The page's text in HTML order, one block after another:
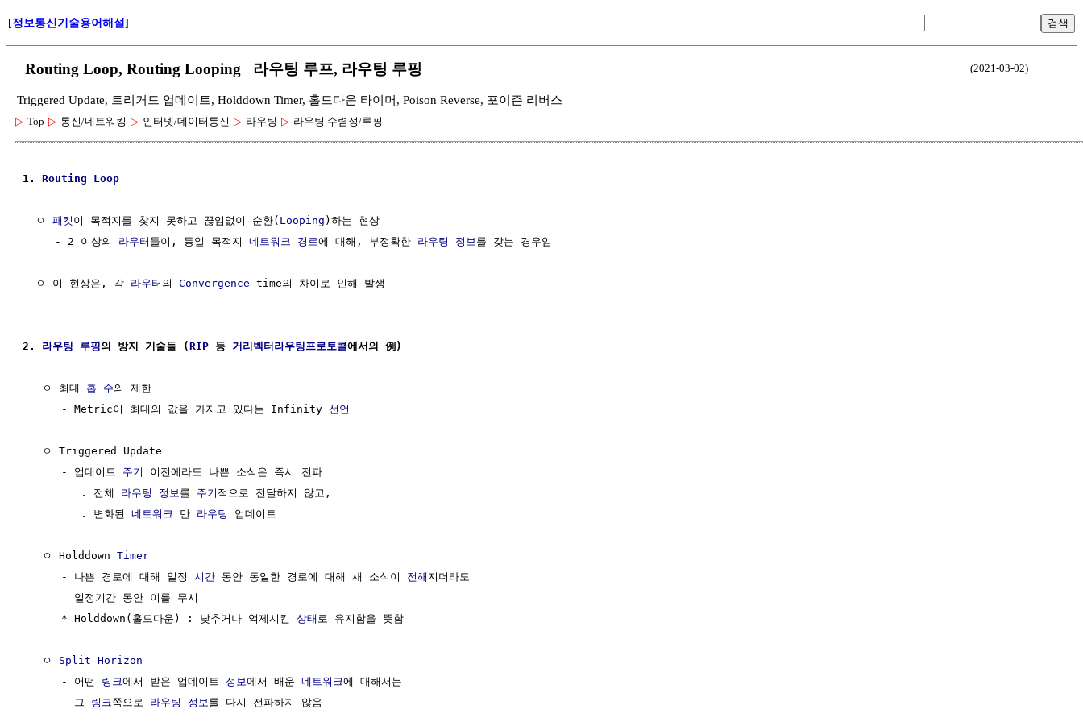
[정보통신기술용어해설] 검색
Routing Loop, Routing Looping 라우팅 루프, 라우팅 루핑 (2021-03-02)
Triggered Update, 트리거드 업데이트, Holddown Timer, 홀드다운 타이머, Poison Reverse, 포이즌 리버스
▷ Top ▷ 통신/네트워킹 ▷ 인터넷/데이터통신 ▷ 라우팅 ▷ 라우팅 수렴성/루핑
1. Routing Loop
  ㅇ
패킷 이 목적지를 찾지 못하고 끊임없이 순환( Looping )하는 현상
     - 2 이상의
라우터 들이, 동일 목적지 네트워크 경로에 대해, 부정확한 라우팅 정보 를 갖는 경우임
  ㅇ 이 현상은, 각
라우터 의 Convergence time의 차이로 인해 발생
2. 라우팅 루핑의 방지 기술들 (RIP 등 거리벡터라우팅프로토콜에서의 例)
   ㅇ 최대
홉 수의 제한
      - Metric이 최대의 값을 가지고 있다는 Infinity
선언
   ㅇ Triggered Update
      - 업데이트
주기
이전에라도 나쁜 소식은 즉시 전파
         . 전체
라우팅 정보 를 주기 적으로 전달하지 않고,
         . 변화된
네트워크 만 라우팅 업데이트
   ㅇ Holddown
Timer
      - 나쁜 경로에 대해 일정
시간 동안 동일한 경로에 대해 새 소식이 전해 지더라도
        일정기간 동안 이를 무시
      * Holddown(홀드다운) : 낮추거나 억제시킨
상태 로 유지함을 뜻함
   ㅇ
Split Horizon
      - 어떤
링크에서 받은 업데이트 정보에서 배운 네트워크에 대해서는
        그
링크 쪽으로 라우팅 정보 를 다시 전파하지 않음